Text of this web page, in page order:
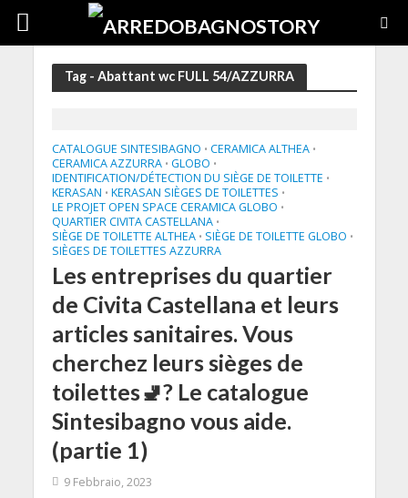
Tag - Abattant wc FULL 54/AZZURRA
CATALOGUE SINTESIBAGNO • CERAMICA ALTHEA •
CERAMICA AZZURRA • GLOBO •
IDENTIFICATION/DÉTECTION DU SIÈGE DE TOILETTE •
KERASAN • KERASAN SIÈGES DE TOILETTES •
LE PROJET OPEN SPACE CERAMICA GLOBO •
QUARTIER CIVITA CASTELLANA •
SIÈGE DE TOILETTE ALTHEA • SIÈGE DE TOILETTE GLOBO •
SIÈGES DE TOILETTES AZZURRA
Les entreprises du quartier
de Civita Castellana et leurs
articles sanitaires. Vous
cherchez leurs sièges de
toilettes🚽? Le catalogue
Sintesibagno vous aide.
(partie 1)
9 Febbraio, 2023